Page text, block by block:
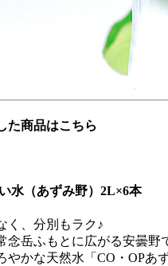
た商品はこちら
水（あずみ野） 2L×6本
く、分別もラク♪
念岳ふもとに広がる安曇野
やかな天然水「CO・OPあ